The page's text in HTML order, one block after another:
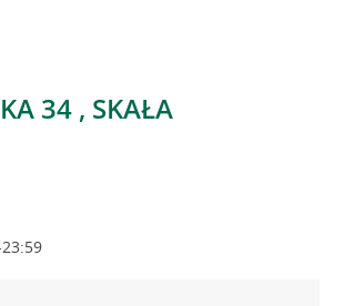
34 , SKAŁA